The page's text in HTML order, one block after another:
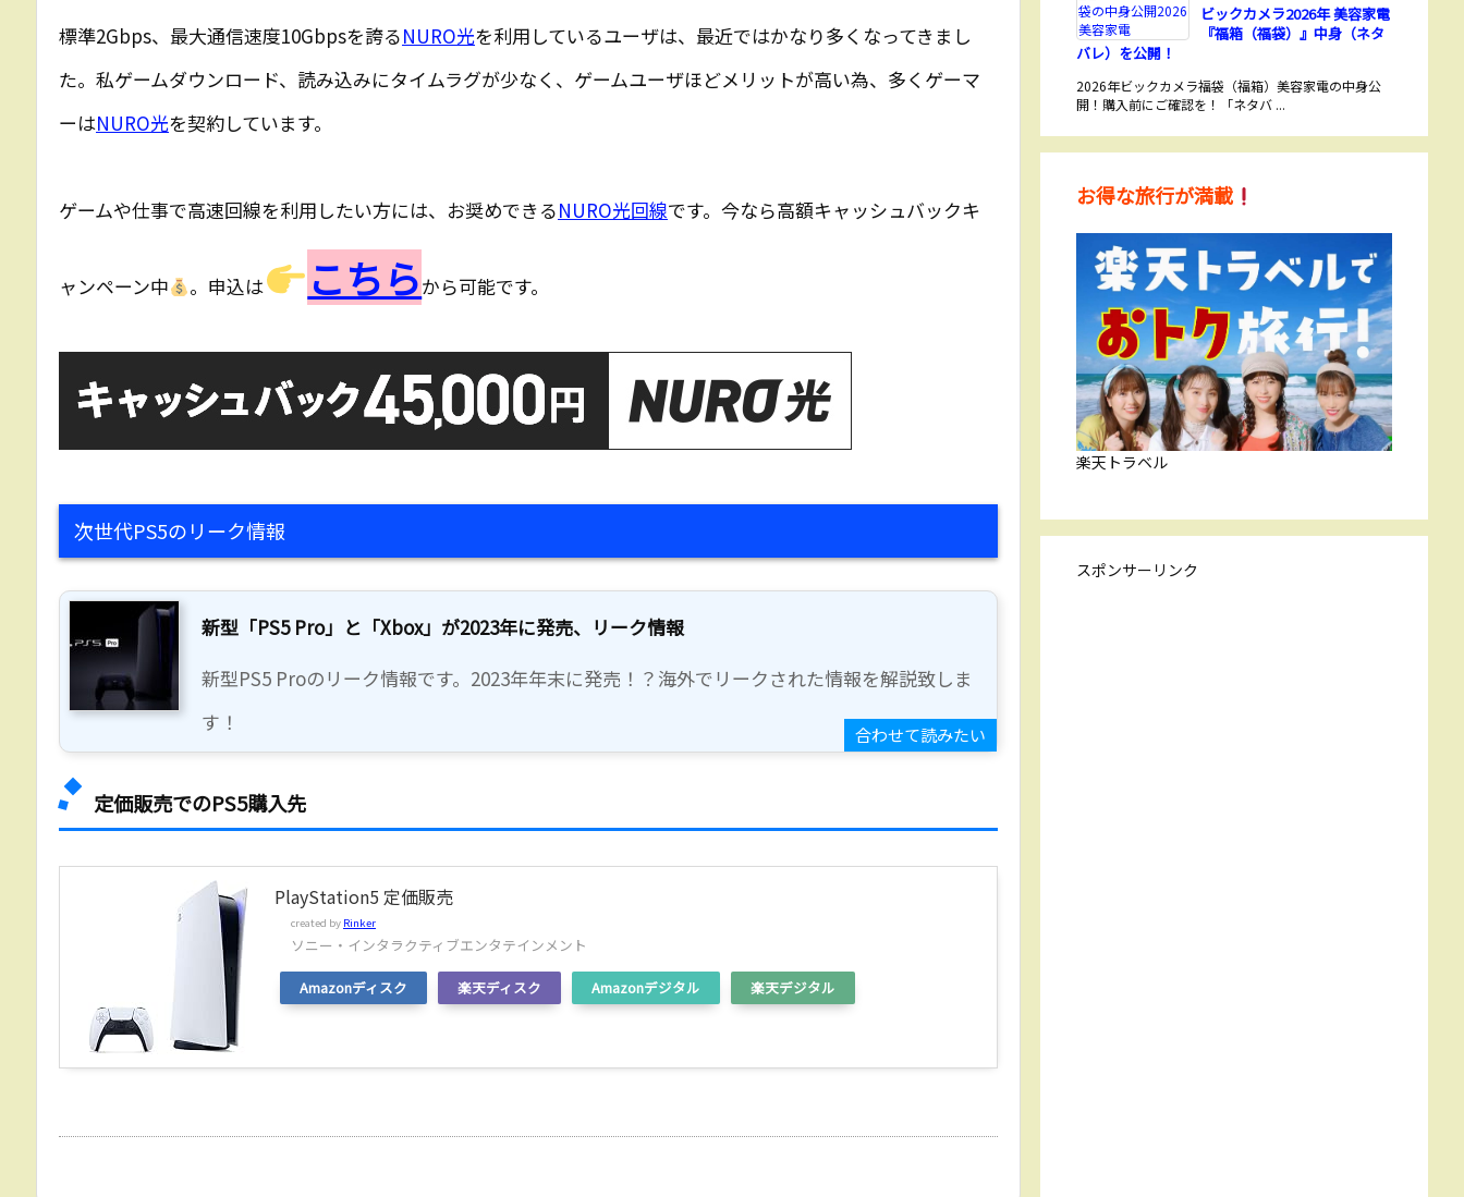
標準2Gbps、最大通信速度10Gbpsを誇るNURO光を利用しているユーザは、最近ではかなり多くなってきまし
た。私ゲームダウンロード、読み込みにタイムラグが少なく、ゲームユーザほどメリットが高い為、多くゲーマ
ーはNURO光を契約しています。
ゲームや仕事で高速回線を利用したい方には、お奨めできるNURO光回線です。今なら高額キャッシュバックキ
ャンペーン中 。申込は こちらから可能です。
次世代PS5のリーク情報
新型「PS5 Pro」と「Xbox」が2023年に発売、リーク情報
新型PS5 Proのリーク情報です。2023年年末に発売！？海外でリークされた情報を解説致しま
す！
定価販売でのPS5購入先
PlayStation5 定価販売
created by Rinker
ソニー・インタラクティブエンタテインメント
Amazonディスク 楽天ディスク Amazonデジタル 楽天デジタル
ビックカメラ2026年 美容家電
『福箱（福袋）』中身（ネタ
バレ）を公開！
2026年ビックカメラ福袋（福箱）美容家電の中身公
開！購入前にご確認を！「ネタバ ...
お得な旅行が満載
楽天トラベル
スポンサーリンク